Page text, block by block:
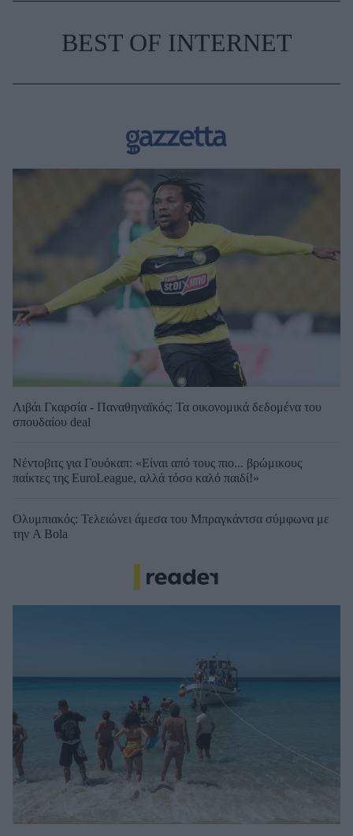
BEST OF INTERNET
Λιβάι Γκαρσία - Παναθηναϊκός: Τα οικονομικά δεδομένα του
σπουδαίου deal
Νέντοβιτς για Γουόκαπ: «Είναι από τους πιο... βρώμικους
παίκτες της EuroLeague, αλλά τόσο καλό παιδί!»
Ολυμπιακός: Τελειώνει άμεσα του Μπραγκάντσα σύμφωνα με
την A Bola